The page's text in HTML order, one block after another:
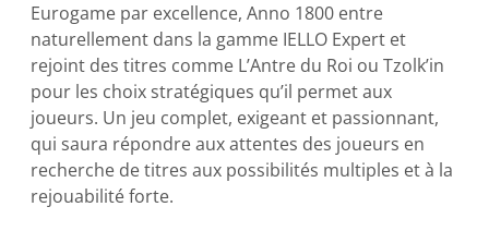
Eurogame par excellence, Anno 1800 entre
naturellement dans la gamme IELLO Expert et
rejoint des titres comme L’Antre du Roi ou Tzolk’in
pour les choix stratégiques qu’il permet aux
joueurs. Un jeu complet, exigeant et passionnant,
qui saura répondre aux attentes des joueurs en
recherche de titres aux possibilités multiples et à la
rejouabilité forte.